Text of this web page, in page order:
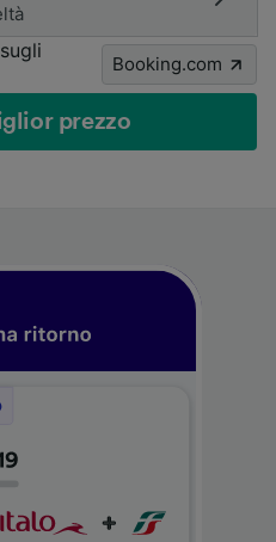
Booking.com
prezzo